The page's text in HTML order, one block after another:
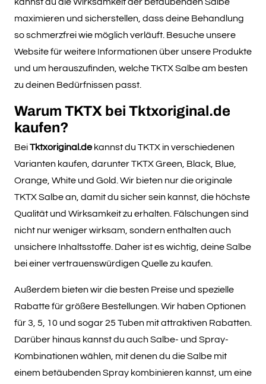
können
der
gewählt
werden
kannst du die Wirksamkeit der betäubenden Salbe
maximieren und sicherstellen, dass deine Behandlung
so schmerzfrei wie möglich verläuft. Besuche unsere
Website für weitere Informationen über unsere Produkte
und um herauszufinden, welche TKTX Salbe am besten
zu deinen Bedürfnissen passt.
Warum TKTX bei Tktxoriginal.de
kaufen?
BeiTktxoriginal.dekannst du TKTX in verschiedenen
Varianten kaufen, darunter TKTX Green, Black, Blue,
Orange, White und Gold. Wir bieten nur die originale
TKTX Salbe an, damit du sicher sein kannst, die höchste
Qualität und Wirksamkeit zu erhalten. Fälschungen sind
nicht nur weniger wirksam, sondern enthalten auch
unsichere Inhaltsstoffe. Daher ist es wichtig, deine Salbe
bei einer vertrauenswürdigen Quelle zu kaufen.
Außerdem bieten wir die besten Preise und spezielle
Rabatte für größere Bestellungen. Wir haben Optionen
für 3, 5, 10 und sogar 25 Tuben mit attraktiven Rabatten.
Darüber hinaus kannst du auch Salbe- und Spray-
Kombinationen wählen, mit denen du die Salbe mit
einem betäubenden Spray kombinieren kannst, um eine